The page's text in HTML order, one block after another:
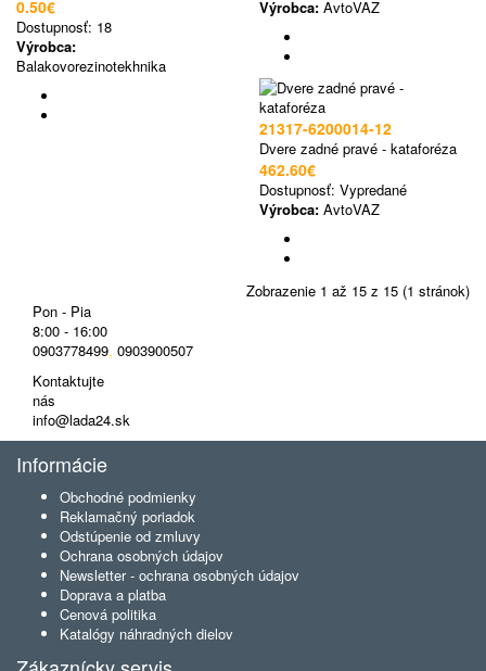
0.50€
Dostupnosť: 18
Výrobca:
Balakovorezinotekhnika
Výrobca: AvtoVAZ
21317-6200014-12
Dvere zadné pravé - kataforéza
462.60€
Dostupnosť: Vypredané
Výrobca: AvtoVAZ
Zobrazenie 1 až 15 z 15 (1 stránok)
Pon - Pia
8:00 - 16:00
0903778499, 0903900507
Kontaktujte
nás
info@lada24.sk
Informácie
Obchodné podmienky
Reklamačný poriadok
Odstúpenie od zmluvy
Ochrana osobných údajov
Newsletter - ochrana osobných údajov
Doprava a platba
Cenová politika
Katalógy náhradných dielov